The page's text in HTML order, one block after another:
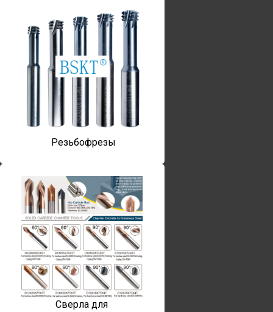
Резьбофрезы
Сверла для